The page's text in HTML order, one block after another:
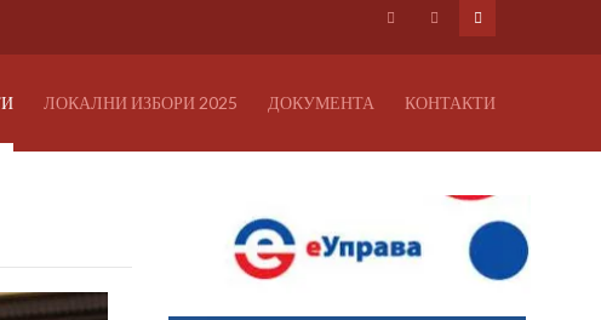
ЛОКАЛНИ ИЗБОРИ 2025 ДОКУМЕНТА КОНТАКТИ